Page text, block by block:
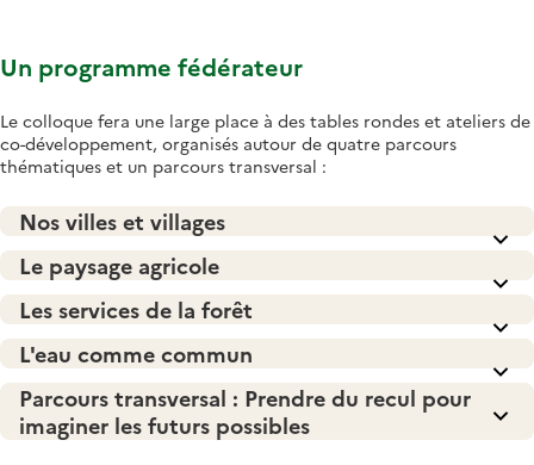
Un programme fédérateur
Le colloque fera une large place à des tables rondes et ateliers de
co-développement, organisés autour de quatre parcours
thématiques et un parcours transversal :
Nos villes et villages
Le paysage agricole
Les services de la forêt
L'eau comme commun
Parcours transversal : Prendre du recul pour
imaginer les futurs possibles